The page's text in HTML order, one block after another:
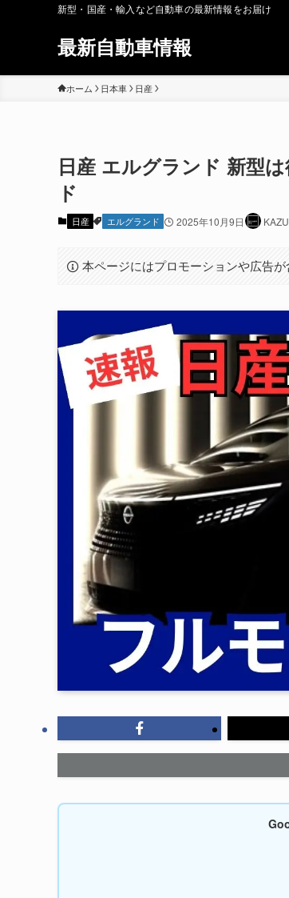
新型・国産・輸入など自動車の最新情報をお届け
最新自動車情報
ホーム 日本車 日産
日産 エルグランド 新型
ド
日産 エルグランド 2025年10月9日 KAZU
本ページにはプロモーションや広告が